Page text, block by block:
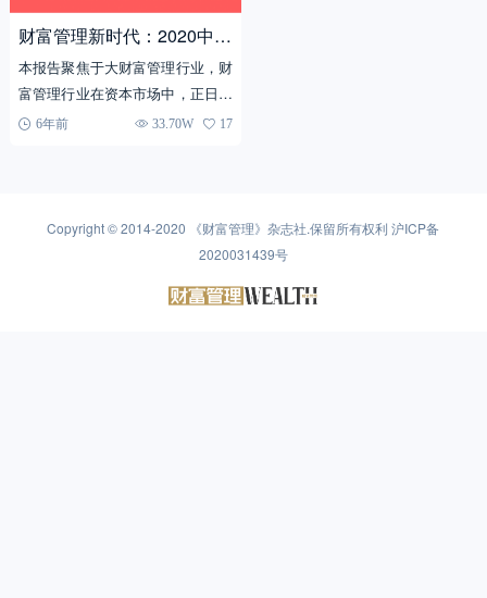
财富管理新时代：2020中国
金融产品年度报告
本报告聚焦于大财富管理行业，财
富管理行业在资本市场中，正日益
承载...
6年前 33.70W 17
Copyright © 2014-2020 《财富管理》杂志社.保留所有权利沪ICP备
2020031439号